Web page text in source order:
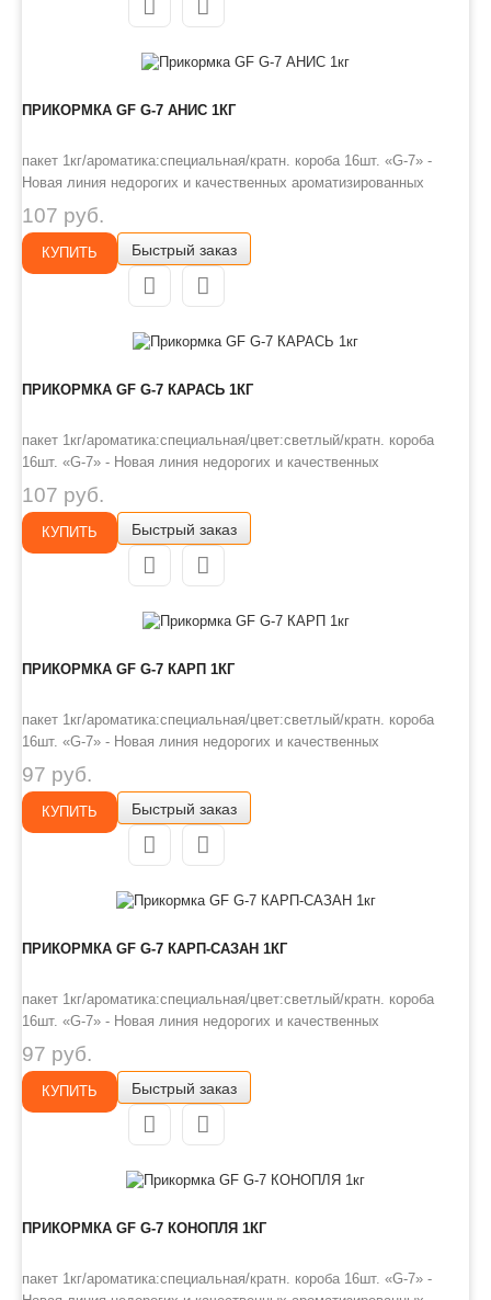
ПРИКОРМКА GF G-7 АНИС 1КГ
пакет 1кг/ароматика:специальная/кратн. короба 16шт. «G-7» -
Новая линия недорогих и качественных ароматизированных
прикормов, имеет сбалансированный состав, отличную
ароматизацию и самые популярные у рыболовов ароматы.
Идеально подходит для использования на не запрессованных
водоемах, где не имеет ..
107 руб.
КУПИТЬ Быстрый заказ
ПРИКОРМКА GF G-7 КАРАСЬ 1КГ
пакет 1кг/ароматика:специальная/цвет:светлый/кратн. короба
16шт. «G-7» - Новая линия недорогих и качественных
ароматизированных прикормов, имеет сбалансированный состав,
отличную ароматизацию и самые популярные у рыболовов
ароматы. Идеально подходит для использования на не
запрессованных водоемах, ..
107 руб.
КУПИТЬ Быстрый заказ
ПРИКОРМКА GF G-7 КАРП 1КГ
пакет 1кг/ароматика:специальная/цвет:светлый/кратн. короба
16шт. «G-7» - Новая линия недорогих и качественных
ароматизированных прикормов, имеет сбалансированный состав,
отличную ароматизацию и самые популярные у рыболовов
ароматы. Идеально подходит для использования на не
запрессованных водоемах, ..
97 руб.
КУПИТЬ Быстрый заказ
ПРИКОРМКА GF G-7 КАРП-САЗАН 1КГ
пакет 1кг/ароматика:специальная/цвет:светлый/кратн. короба
16шт. «G-7» - Новая линия недорогих и качественных
ароматизированных прикормов, имеет сбалансированный состав,
отличную ароматизацию и самые популярные у рыболовов
ароматы. Идеально подходит для использования на не
запрессованных водоемах, ..
97 руб.
КУПИТЬ Быстрый заказ
ПРИКОРМКА GF G-7 КОНОПЛЯ 1КГ
пакет 1кг/ароматика:специальная/кратн. короба 16шт. «G-7» -